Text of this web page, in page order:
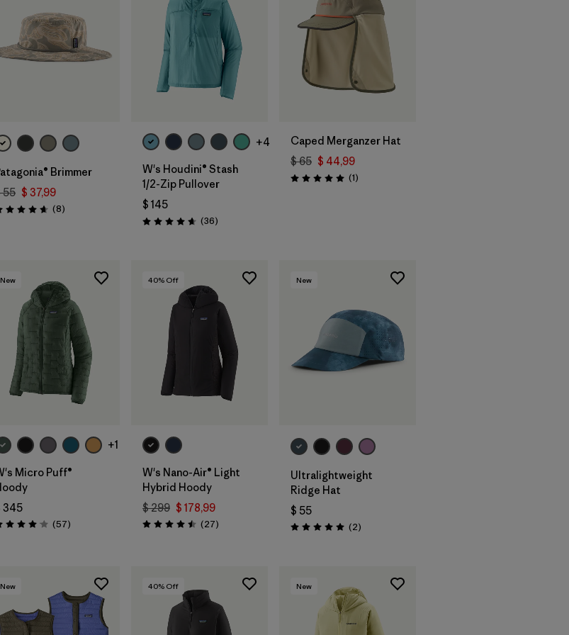
Brimmer
55 $ 37,99
4.6 / 5
(8Comentarios
)
+4
W's Houdini® Stash
1/2-Zip Pullover
$ 145
Valoración: 4.7 / 5
(36Comentarios
)
Agregar a la
Bolsa
Caped Merganzer Hat
$ 65 $ 44,99
Valoración: 5.0 / 5
(1Comentarios
)
New
+1
Micro Puff®
345
4.1 / 5
(57Comentarios
)
40% Off
W's Nano-Air® Light
Hybrid Hoody
$ 299 $ 178,99
Valoración: 4.5 / 5
(27Comentarios
)
New
Ultralightweight
Ridge Hat
$ 55
Valoración: 5.0 / 5
(2Comentarios
)
New 40% Off New